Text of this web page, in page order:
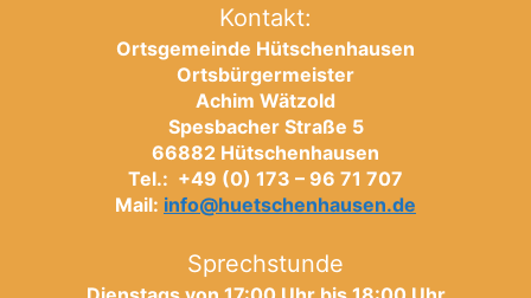
Kontakt:
Ortsgemeinde Hütschenhausen
Ortsbürgermeister
Achim Wätzold
Spesbacher Straße 5
66882 Hütschenhausen
Tel.: +49 (0) 173 – 96 71 707
Mail: info@huetschenhausen.de
Sprechstunde